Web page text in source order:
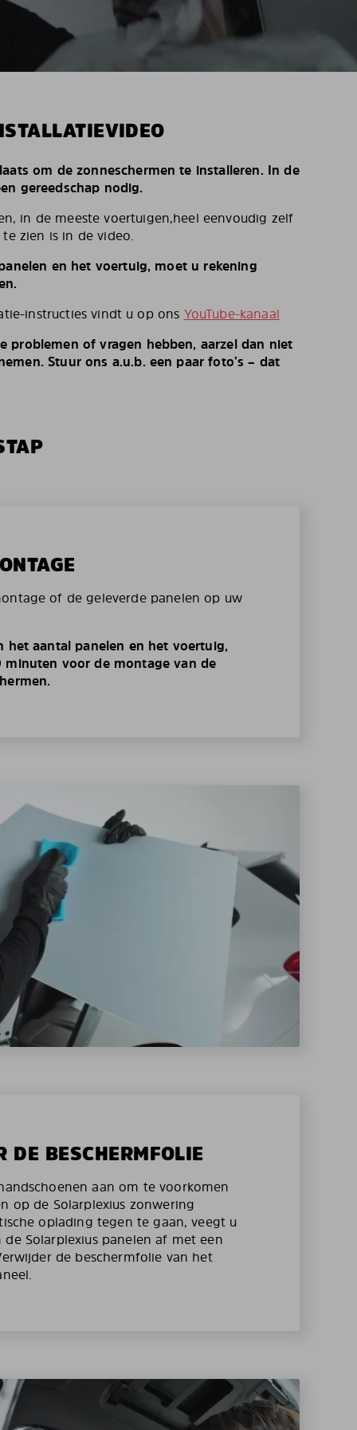
om de zonneschermen te installeren. In de
gereedschap nodig.
in de meeste voertuigen,heel eenvoudig zelf
zien is in de video.
en het voertuig, moet u rekening
instructies vindt u op ons YouTube-kanaal
problemen of vragen hebben, aarzel dan niet
Stuur ons a.u.b. een paar foto’s – dat
of de geleverde panelen op uw
het aantal panelen en het voertuig,
minuten voor de montage van de
DE BESCHERMFOLIE
aan om te voorkomen
op de Solarplexius zonwering
oplading tegen te gaan, veegt u
Solarplexius panelen af met een
de beschermfolie van het